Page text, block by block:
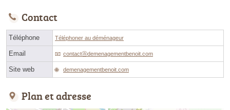
Contact
Téléphone Téléphoner au déménageur
Email contactⓐdemenagementbenoit.com
Site web demenagementbenoit.com
Plan et adresse